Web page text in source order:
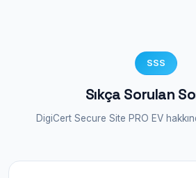
SSS
Sıkça Sorulan
DigiCert Secure Site PRO EV